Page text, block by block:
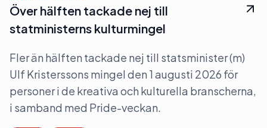
Över hälften tackade nej till
statministerns kulturmingel
Fler än hälften tackade nej till statsminister (m)
Ulf Kristerssons mingel den 1 augusti 2026 för
personer i de kreativa och kulturella branscherna,
i samband med Pride-veckan.